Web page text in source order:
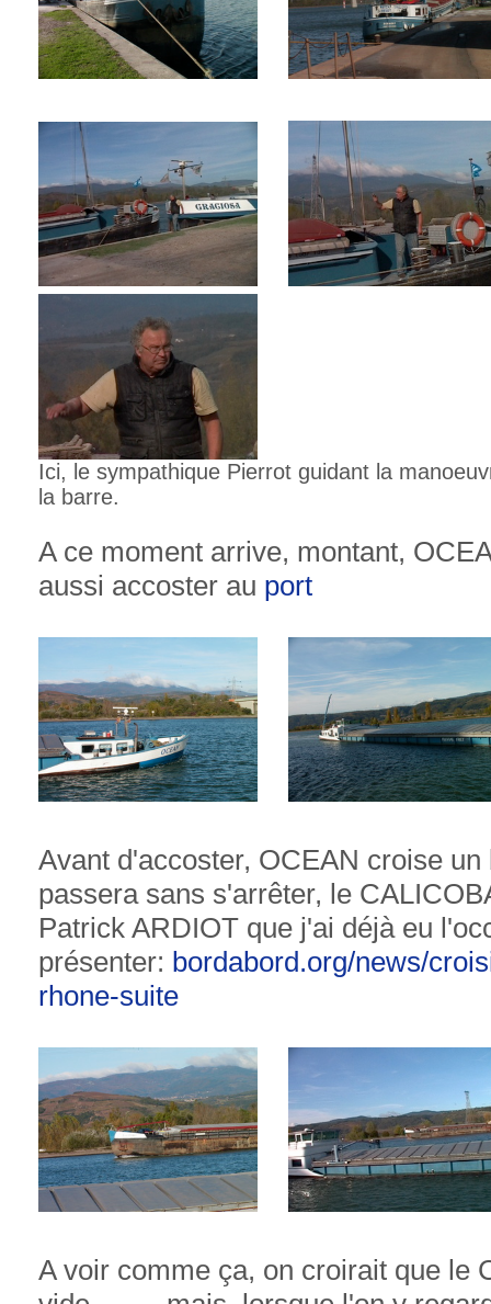
Ici, le sympathique Pierrot guidant la
la barre.
A ce moment arrive, montant,
aussi accoster au port
Avant d'accoster, OCEAN croise
passera sans s'arrêter, le
Patrick ARDIOT que j'ai déjà eu
présenter: bordabord.org/news/
rhone-suite
A voir comme ça, on croirait que le